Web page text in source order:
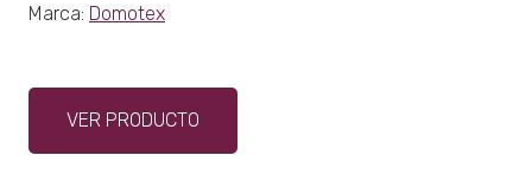
Marca: Domotex
VER PRODUCTO
Este
tiene